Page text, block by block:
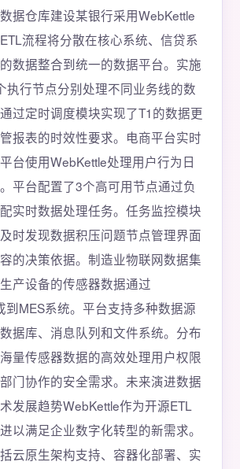
据仓库建设某银行采用WebKettle
流程将分散在核心系统、信贷系
数据整合到统一的数据平台。实施
执行节点分别处理不同业务线的数
过定时调度模块实现了T1的数据更
报表的时效性要求。电商平台实时
台使用WebKettle处理用户行为日
平台配置了3个高可用节点通过负
实时数据处理任务。任务监控模块
时发现数据积压问题节点管理界面
的决策依据。制造业物联网数据集
产设备的传感器数据通过
到MES系统。平台支持多种数据源
据库、消息队列和文件系统。分布
量传感器数据的高效处理用户权限
门协作的安全需求。未来演进数据
发展趋势WebKettle作为开源ETL
以满足企业数字化转型的新需求。
云原生架构支持、容器化部署、实